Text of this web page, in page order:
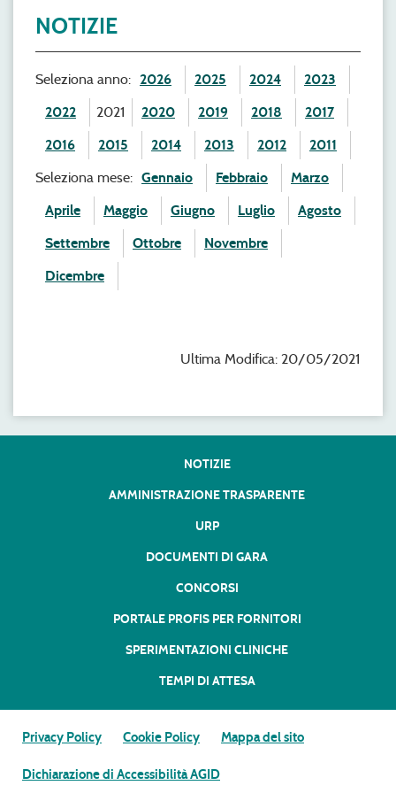
NOTIZIE
Seleziona anno: 2026 2025 2024
2023
2022
2021 2020 2019 2018
2017
2016
2015 2014 2013 2012
2011
Seleziona mese: Gennaio Febbraio
Marzo
Aprile
Maggio Giugno Luglio
Agosto
Settembre
Ottobre
Novembre
Dicembre
Ultima Modifica: 20/05/2021
NOTIZIE
AMMINISTRAZIONE TRASPARENTE
URP
DOCUMENTI DI GARA
CONCORSI
PORTALE PROFIS PER FORNITORI
SPERIMENTAZIONI CLINICHE
TEMPI DI ATTESA
Privacy Policy Cookie Policy Mappa del sito
Dichiarazione di Accessibilità AGID